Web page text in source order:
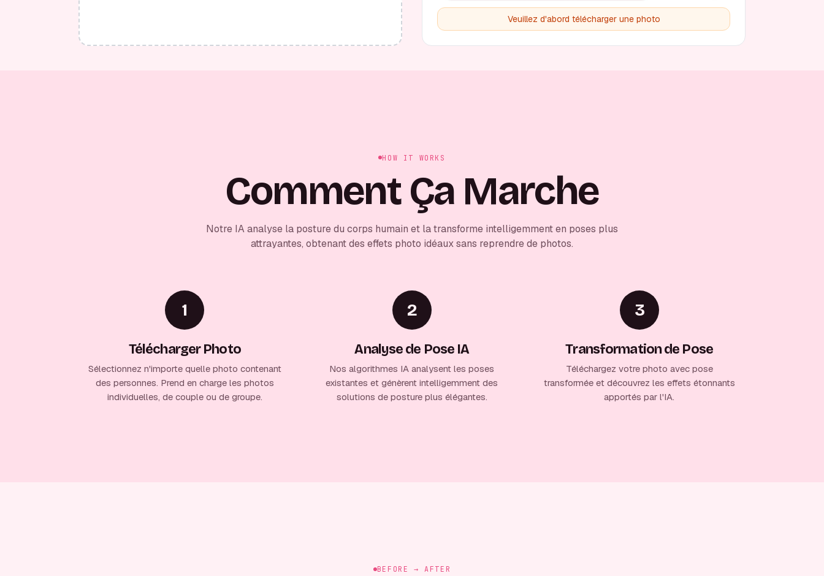
Veuillez d'abord télécharger une photo
HOW IT WORKS
Comment Ça Marche
Notre IA analyse la posture du corps humain et la transforme intelligemment en poses plus
attrayantes, obtenant des effets photo idéaux sans reprendre de photos.
1
Télécharger Photo
Sélectionnez n'importe quelle photo contenant
des personnes. Prend en charge les photos
individuelles, de couple ou de groupe.
2
Analyse de Pose IA
Nos algorithmes IA analysent les poses
existantes et génèrent intelligemment des
solutions de posture plus élégantes.
3
Transformation de Pose
Téléchargez votre photo avec pose
transformée et découvrez les effets étonnants
apportés par l'IA.
BEFORE → AFTER